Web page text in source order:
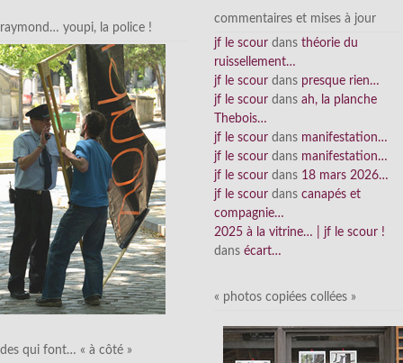
raymond… youpi, la police !
des qui font… « à côté »
commentaires et mises à jour
jf le scour dans théorie du
ruissellement…
jf le scour dans presque rien…
jf le scour dans ah, la planche
Thebois…
jf le scour dans manifestation…
jf le scour dans manifestation…
jf le scour dans 18 mars 2026…
jf le scour dans canapés et
compagnie…
2025 à la vitrine… | jf le scour !
dans écart…
« photos copiées collées »